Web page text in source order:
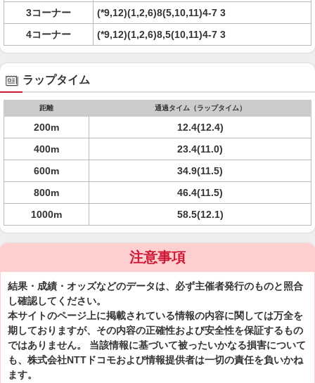
3コーナー
(*9,12)(1,2,6)8(5,10,11)4-7 3
4コーナー
(*9,12)(1,2,6)8,5(10,11)4-7 3
ラップタイム
距離 通過タイム（ラップタイム）
200m
12.4(12.4)
400m
23.4(11.0)
600m
34.9(11.5)
800m
46.4(11.5)
1000m
58.5(12.1)
注意事項
結果・成績・オッズなどのデータは、必ず主催者発行のものと照合
し確認してください。
本サイトのページ上に掲載されている情報の内容に関しては万全を
期しておりますが、その内容の正確性および安全性を保証するもの
ではありません。 当該情報に基づいて被ったいかなる損害について
も、株式会社NTTドコモおよび情報提供者は一切の責任を負いかね
ます。